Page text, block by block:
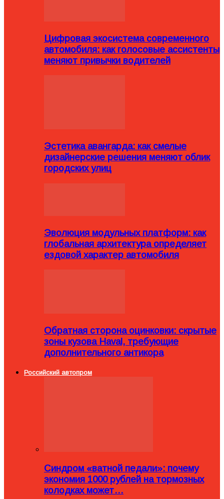
Цифровая экосистема современного
автомобиля: как голосовые ассистенты
меняют привычки водителей
Эстетика авангарда: как смелые
дизайнерские решения меняют облик
городских улиц
Эволюция модульных платформ: как
глобальная архитектура определяет
ездовой характер автомобиля
Обратная сторона оцинковки: скрытые
зоны кузова Haval, требующие
дополнительного антикора
Российский автопром
Синдром «ватной педали»: почему
экономия 1000 рублей на тормозных
колодках может…